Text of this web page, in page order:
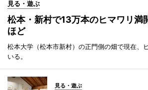
見る・遊ぶ
松本・新村で13万本のヒマワリ
ほど
松本大学（松本市新村）の正門側の畑で現在、
いる。
見る・遊ぶ